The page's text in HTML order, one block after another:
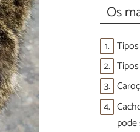
Os
1.
2.
3.
4.
pode